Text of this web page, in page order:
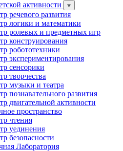
активности
речевого развития
логики и математики
ролевых и предметных игр
конструирования
робототехники
экспериментирования
сенсорики
творчества
музыки и театра
познавательного развития
двигательной активности
пространство
чтения
уединения
безопасности
Лаборатория